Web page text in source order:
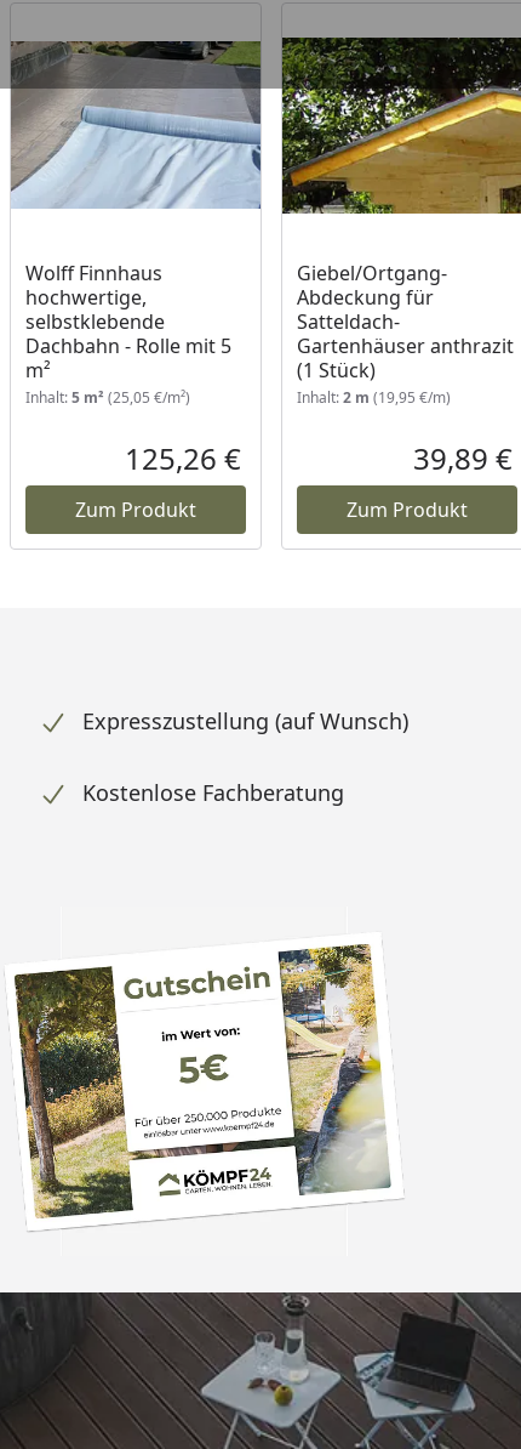
Wolff Finnhaus
hochwertige,
selbstklebende
Dachbahn - Rolle mit 5
m²
Inhalt:5 m² (25,05 €/m²)
Aktueller Preis
125,26 €
Zum Produkt
Giebel/Ortgang-
Abdeckung für
Satteldach-
Gartenhäuser anthrazit
(1 Stück)
Inhalt:2 m (19,95 €/m)
39,89 €
Zum Produkt
Expresszustellung (auf Wunsch)
Kostenlose Fachberatung
Trusted Shops
„Schnelle